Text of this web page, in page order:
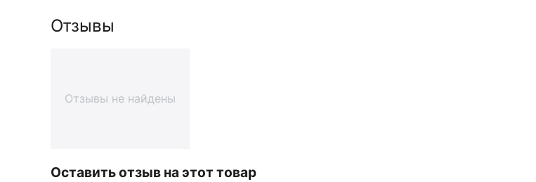
Отзывы
Отзывы не найдены
Оставить отзыв на этот товар